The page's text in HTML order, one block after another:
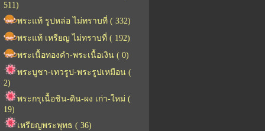
511)
พระแท้ รูปหล่อ ไม่ทราบที่ ( 332)
พระแท้ เหรียญ ไม่ทราบที่ ( 192)
พระเนื้อทองคำ-พระเนื้อเงิน ( 0)
พระบูชา-เทวรูป-พระรูปเหมือน (
2)
พระกรุเนื้อชิน-ดิน-ผง เก่า-ใหม่ (
19)
เหรียญพระพุทธ ( 36)